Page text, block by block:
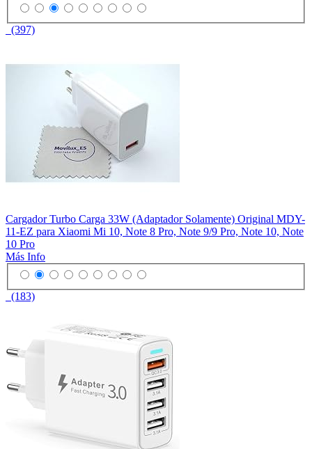
(397)
Cargador Turbo Carga 33W (Adaptador Solamente) Original MDY-
11-EZ para Xiaomi Mi 10, Note 8 Pro, Note 9/9 Pro, Note 10, Note
10 Pro
Más Info
(183)